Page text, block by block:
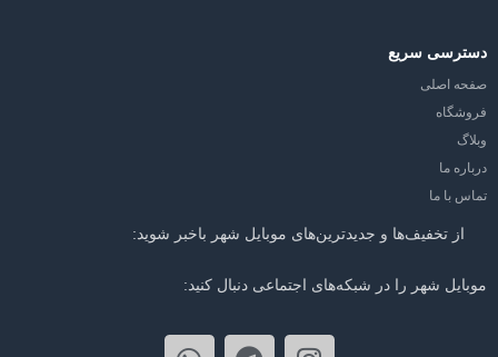
دسترسی سریع
صفحه اصلی
فروشگاه
وبلاگ
درباره ما
تماس با ما
از تخفیف‌ها و جدیدترین‌های موبایل شهر باخبر شوید:
موبایل شهر را در شبکه‌های اجتماعی دنبال کنید: